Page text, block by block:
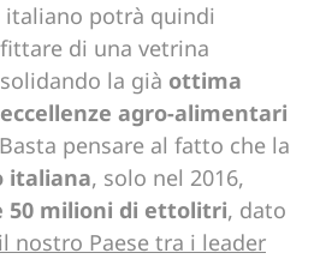
potrà quindi
di una vetrina
la già ottima
agro-alimentari
pensare al fatto che la
italiana, solo nel 2016,
50 milioni di ettolitri, dato
nostro Paese tra i leader